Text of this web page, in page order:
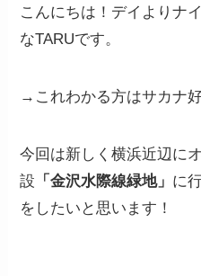
こんにちは！デイよりナ
なTARUです。
→これわかる方はサカナ
今回は新しく横浜近辺に
設 「金沢水際線緑地」 に
をしたいと思います！